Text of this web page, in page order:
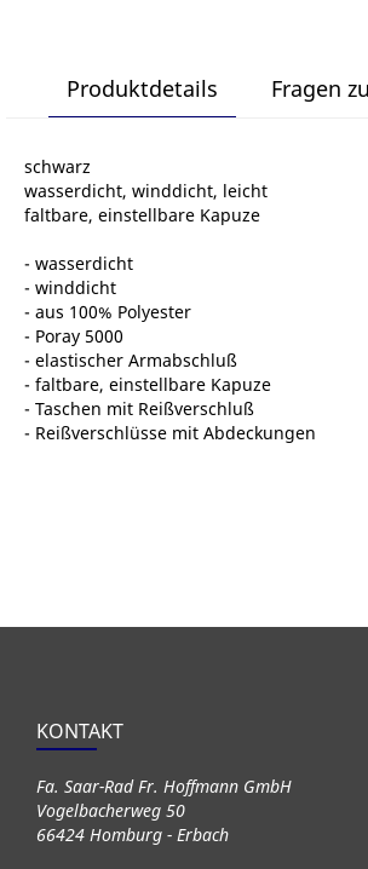
Produktdetails Fragen
schwarz
wasserdicht, winddicht, leicht
faltbare, einstellbare Kapuze
- wasserdicht
- winddicht
- aus 100% Polyester
- Poray 5000
- elastischer Armabschluß
- faltbare, einstellbare Kapuze
- Taschen mit Reißverschluß
- Reißverschlüsse mit Abdeckungen
KONTAKT
Fa. Saar-Rad Fr. Hoffmann GmbH
Vogelbacherweg 50
66424 Homburg - Erbach